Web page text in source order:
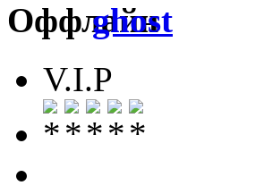
ghost
V.I.P